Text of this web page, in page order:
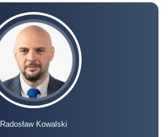
Radosław Kowalski